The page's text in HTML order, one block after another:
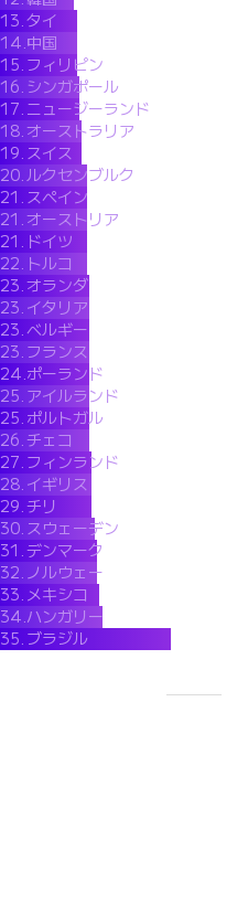
13.タイ
14.中国
15. フィリピン
16. シンガポール
17. ニュージーランド
18.オーストラリア
19. スイス
20.ルクセンブルク
21. スペイン
21.オーストリア
21. ドイツ
22. トルコ
23.オランダ
23. イタリア
23.ベルギー
23. フランス
24.ポーランド
25. アイルランド
25. ポルトガル
26.チェコ
27. フィンランド
28. イギリス
29.チリ
30. スウェーデン
31.デンマーク
32. ノルウェー
33. メキシコ
34.ハンガリー
35. ブラジル